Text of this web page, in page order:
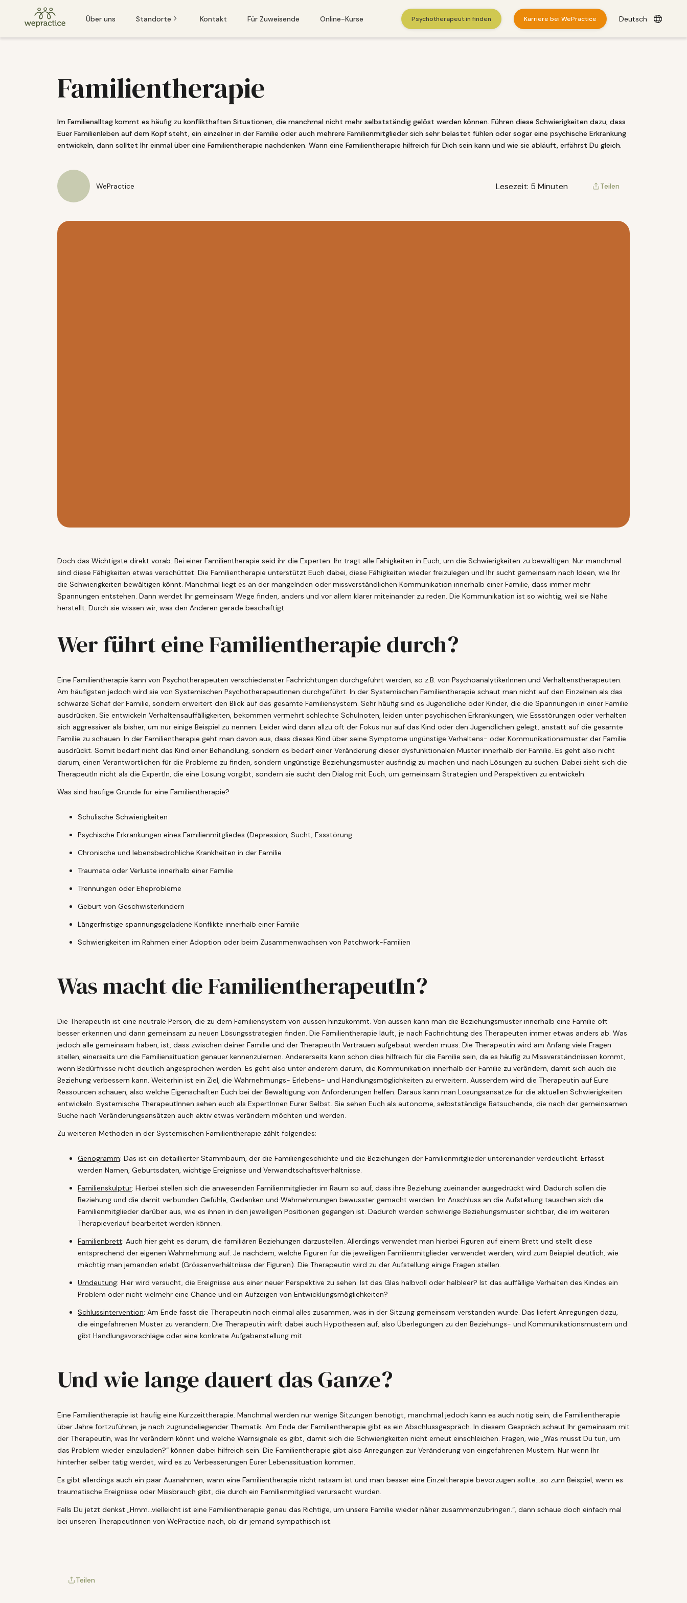
Über uns Standorte
Bern
Luzern
St. Gallen
Kontakt Für Zuweisende Online-Kurse Psychotherapeut:in finden Karriere bei WePractice Deutsch
Zürich
Wenn Sie oder jemand, den Sie kennen, einen Notfall hat und sofortige Hilfe benötigt, rufen Sie bitte 143 an. Finden Sie weitere Notfallressourcen
Familientherapie
Im Familienalltag kommt es häufig zu konflikthaften Situationen, die manchmal nicht mehr selbstständig gelöst werden können. Führen diese Schwierigkeiten dazu, dass
Euer Familienleben auf dem Kopf steht, ein einzelner in der Familie oder auch mehrere Familienmitglieder sich sehr belastet fühlen oder sogar eine psychische Erkrankung
entwickeln, dann solltet Ihr einmal über eine Familientherapie nachdenken. Wann eine Familientherapie hilfreich für Dich sein kann und wie sie abläuft, erfährst Du gleich.
WePractice Lesezeit: 5 Minuten Teilen
Doch das Wichtigste direkt vorab. Bei einer Familientherapie seid ihr die Experten. Ihr tragt alle Fähigkeiten in Euch, um die Schwierigkeiten zu bewältigen. Nur manchmal
sind diese Fähigkeiten etwas verschüttet. Die Familientherapie unterstützt Euch dabei, diese Fähigkeiten wieder freizulegen und Ihr sucht gemeinsam nach Ideen, wie Ihr
die Schwierigkeiten bewältigen könnt. Manchmal liegt es an der mangelnden oder missverständlichen Kommunikation innerhalb einer Familie, dass immer mehr
Spannungen entstehen. Dann werdet Ihr gemeinsam Wege finden, anders und vor allem klarer miteinander zu reden. Die Kommunikation ist so wichtig, weil sie Nähe
herstellt. Durch sie wissen wir, was den Anderen gerade beschäftigt
Wer führt eine Familientherapie durch?
Eine Familientherapie kann von Psychotherapeuten verschiedenster Fachrichtungen durchgeführt werden, so z.B. von PsychoanalytikerInnen und Verhaltenstherapeuten.
Am häufigsten jedoch wird sie von Systemischen PsychotherapeutInnen durchgeführt. In der Systemischen Familientherapie schaut man nicht auf den Einzelnen als das
schwarze Schaf der Familie, sondern erweitert den Blick auf das gesamte Familiensystem. Sehr häufig sind es Jugendliche oder Kinder, die die Spannungen in einer Familie
ausdrücken. Sie entwickeln Verhaltensauffälligkeiten, bekommen vermehrt schlechte Schulnoten, leiden unter psychischen Erkrankungen, wie Essstörungen oder verhalten
sich aggressiver als bisher, um nur einige Beispiel zu nennen. Leider wird dann allzu oft der Fokus nur auf das Kind oder den Jugendlichen gelegt, anstatt auf die gesamte
Familie zu schauen. In der Familientherapie geht man davon aus, dass dieses Kind über seine Symptome ungünstige Verhaltens- oder Kommunikationsmuster der Familie
ausdrückt. Somit bedarf nicht das Kind einer Behandlung, sondern es bedarf einer Veränderung dieser dysfunktionalen Muster innerhalb der Familie. Es geht also nicht
darum, einen Verantwortlichen für die Probleme zu finden, sondern ungünstige Beziehungsmuster ausfindig zu machen und nach Lösungen zu suchen. Dabei sieht sich die
TherapeutIn nicht als die ExpertIn, die eine Lösung vorgibt, sondern sie sucht den Dialog mit Euch, um gemeinsam Strategien und Perspektiven zu entwickeln.
Was sind häufige Gründe für eine Familientherapie?
Schulische Schwierigkeiten
Psychische Erkrankungen eines Familienmitgliedes (Depression, Sucht, Essstörung
Chronische und lebensbedrohliche Krankheiten in der Familie
Traumata oder Verluste innerhalb einer Familie
Trennungen oder Eheprobleme
Geburt von Geschwisterkindern
Längerfristige spannungsgeladene Konflikte innerhalb einer Familie
Schwierigkeiten im Rahmen einer Adoption oder beim Zusammenwachsen von Patchwork-Familien
Was macht die FamilientherapeutIn?
Die TherapeutIn ist eine neutrale Person, die zu dem Familiensystem von aussen hinzukommt. Von aussen kann man die Beziehungsmuster innerhalb eine Familie oft
besser erkennen und dann gemeinsam zu neuen Lösungsstrategien finden. Die Familientherapie läuft, je nach Fachrichtung des Therapeuten immer etwas anders ab. Was
jedoch alle gemeinsam haben, ist, dass zwischen deiner Familie und der TherapeutIn Vertrauen aufgebaut werden muss. Die Therapeutin wird am Anfang viele Fragen
stellen, einerseits um die Familiensituation genauer kennenzulernen. Andererseits kann schon dies hilfreich für die Familie sein, da es häufig zu Missverständnissen kommt,
wenn Bedürfnisse nicht deutlich angesprochen werden. Es geht also unter anderem darum, die Kommunikation innerhalb der Familie zu verändern, damit sich auch die
Beziehung verbessern kann. Weiterhin ist ein Ziel, die Wahrnehmungs- Erlebens- und Handlungsmöglichkeiten zu erweitern. Ausserdem wird die Therapeutin auf Eure
Ressourcen schauen, also welche Eigenschaften Euch bei der Bewältigung von Anforderungen helfen. Daraus kann man Lösungsansätze für die aktuellen Schwierigkeiten
entwickeln. Systemische TherapeutInnen sehen euch als ExpertInnen Eurer Selbst. Sie sehen Euch als autonome, selbstständige Ratsuchende, die nach der gemeinsamen
Suche nach Veränderungsansätzen auch aktiv etwas verändern möchten und werden.
Zu weiteren Methoden in der Systemischen Familientherapie zählt folgendes:
Genogramm: Das ist ein detaillierter Stammbaum, der die Familiengeschichte und die Beziehungen der Familienmitglieder untereinander verdeutlicht. Erfasst
werden Namen, Geburtsdaten, wichtige Ereignisse und Verwandtschaftsverhältnisse.
Familienskulptur: Hierbei stellen sich die anwesenden Familienmitglieder im Raum so auf, dass ihre Beziehung zueinander ausgedrückt wird. Dadurch sollen die
Beziehung und die damit verbunden Gefühle, Gedanken und Wahrnehmungen bewusster gemacht werden. Im Anschluss an die Aufstellung tauschen sich die
Familienmitglieder darüber aus, wie es ihnen in den jeweiligen Positionen gegangen ist. Dadurch werden schwierige Beziehungsmuster sichtbar, die im weiteren
Therapieverlauf bearbeitet werden können.
Familienbrett: Auch hier geht es darum, die familiären Beziehungen darzustellen. Allerdings verwendet man hierbei Figuren auf einem Brett und stellt diese
entsprechend der eigenen Wahrnehmung auf. Je nachdem, welche Figuren für die jeweiligen Familienmitglieder verwendet werden, wird zum Beispiel deutlich, wie
mächtig man jemanden erlebt (Grössenverhältnisse der Figuren). Die Therapeutin wird zu der Aufstellung einige Fragen stellen.
Umdeutung: Hier wird versucht, die Ereignisse aus einer neuer Perspektive zu sehen. Ist das Glas halbvoll oder halbleer? Ist das auffällige Verhalten des Kindes ein
Problem oder nicht vielmehr eine Chance und ein Aufzeigen von Entwicklungsmöglichkeiten?
Schlussintervention: Am Ende fasst die Therapeutin noch einmal alles zusammen, was in der Sitzung gemeinsam verstanden wurde. Das liefert Anregungen dazu,
die eingefahrenen Muster zu verändern. Die Therapeutin wirft dabei auch Hypothesen auf, also Überlegungen zu den Beziehungs- und Kommunikationsmustern und
gibt Handlungsvorschläge oder eine konkrete Aufgabenstellung mit.
Und wie lange dauert das Ganze?
Eine Familientherapie ist häufig eine Kurzzeittherapie. Manchmal werden nur wenige Sitzungen benötigt, manchmal jedoch kann es auch nötig sein, die Familientherapie
über Jahre fortzuführen, je nach zugrundeliegender Thematik. Am Ende der Familientherapie gibt es ein Abschlussgespräch. In diesem Gespräch schaut Ihr gemeinsam mit
der TherapeutIn, was Ihr verändern könnt und welche Warnsignale es gibt, damit sich die Schwierigkeiten nicht erneut einschleichen. Fragen, wie „Was musst Du tun, um
das Problem wieder einzuladen?“ können dabei hilfreich sein. Die Familientherapie gibt also Anregungen zur Veränderung von eingefahrenen Mustern. Nur wenn Ihr
hinterher selber tätig werdet, wird es zu Verbesserungen Eurer Lebenssituation kommen.
Es gibt allerdings auch ein paar Ausnahmen, wann eine Familientherapie nicht ratsam ist und man besser eine Einzeltherapie bevorzugen sollte…so zum Beispiel, wenn es
traumatische Ereignisse oder Missbrauch gibt, die durch ein Familienmitglied verursacht wurden.
Falls Du jetzt denkst „Hmm…vielleicht ist eine Familientherapie genau das Richtige, um unsere Familie wieder näher zusammenzubringen.“, dann schaue doch einfach mal
bei unseren TherapeutInnen von WePractice nach, ob dir jemand sympathisch ist.
Teilen